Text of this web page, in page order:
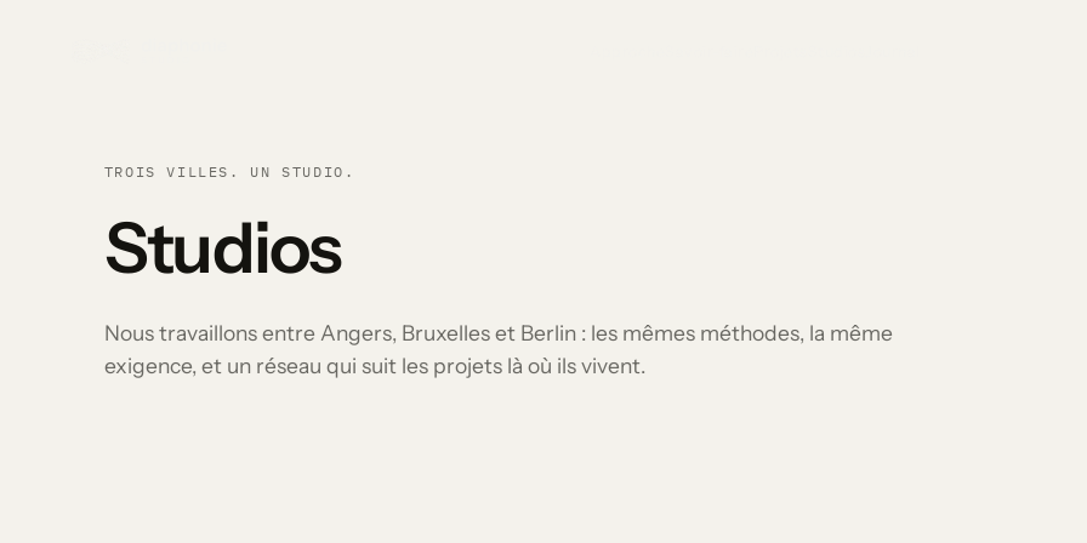
TROIS VILLES. UN STUDIO.
Studios
Nous travaillons entre Angers, Bruxelles et Berlin : les mêmes méthodes, la même
exigence, et un réseau qui suit les projets là où ils vivent.